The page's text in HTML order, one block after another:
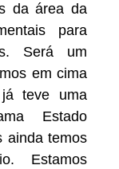
da área da
para
Será um
em cima
teve uma
Estado
ainda temos
Estamos